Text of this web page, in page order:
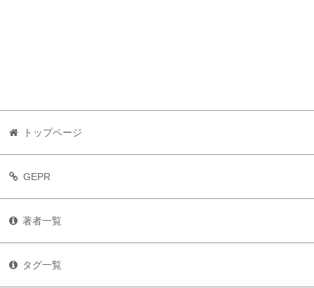
トップページ
GEPR
著者一覧
タグ一覧